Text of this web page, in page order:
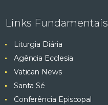
Links Fundamentais
Liturgia Diária
Agência Ecclesia
Vatican News
Santa Sé
Conferência Episcopal